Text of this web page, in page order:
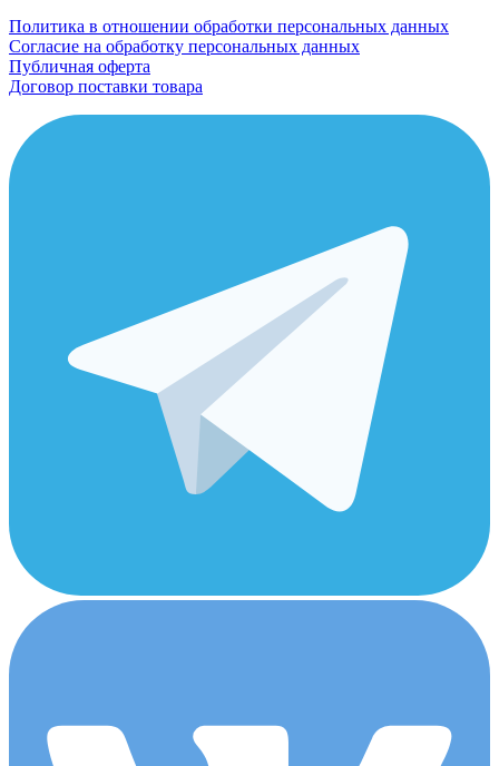
Политика в отношении обработки персональных данных
Согласие на обработку персональных данных
Публичная оферта
Договор поставки товара